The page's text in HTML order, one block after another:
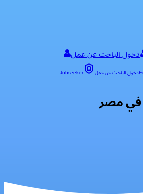
دخول الباحث عن عمل
دخول الباحث عن عمل Jobseeker
في مصر